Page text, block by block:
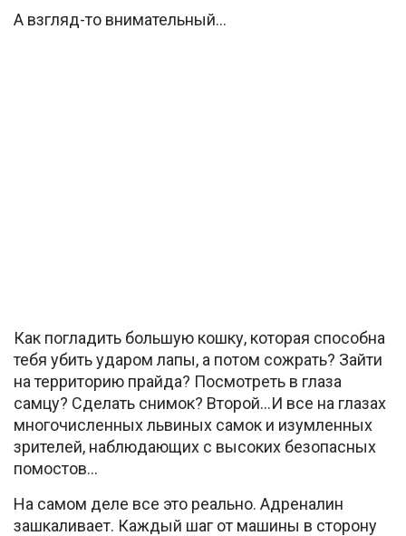
А взгляд-то внимательный…
Как погладить большую кошку, которая способна
тебя убить ударом лапы, а потом сожрать? Зайти
на территорию прайда? Посмотреть в глаза
самцу? Сделать снимок? Второй…И все на глазах
многочисленных львиных самок и изумленных
зрителей, наблюдающих с высоких безопасных
помостов…
На самом деле все это реально. Адреналин
зашкаливает. Каждый шаг от машины в сторону